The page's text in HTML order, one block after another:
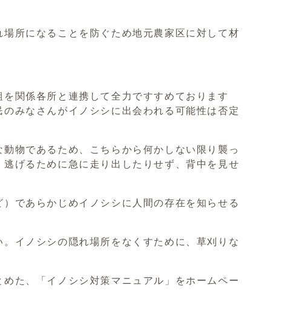
所になることを防ぐため地元農家区に対して材
関係各所と連携して全力ですすめております
みなさんがイノシシに出会われる可能性は否定
物であるため、こちらから何かしない限り襲っ
げるために急に走り出したりせず、背中を見せ
であらかじめイノシシに人間の存在を知らせる
イノシシの隠れ場所をなくすために、草刈りな
た、「イノシシ対策マニュアル」をホームペー